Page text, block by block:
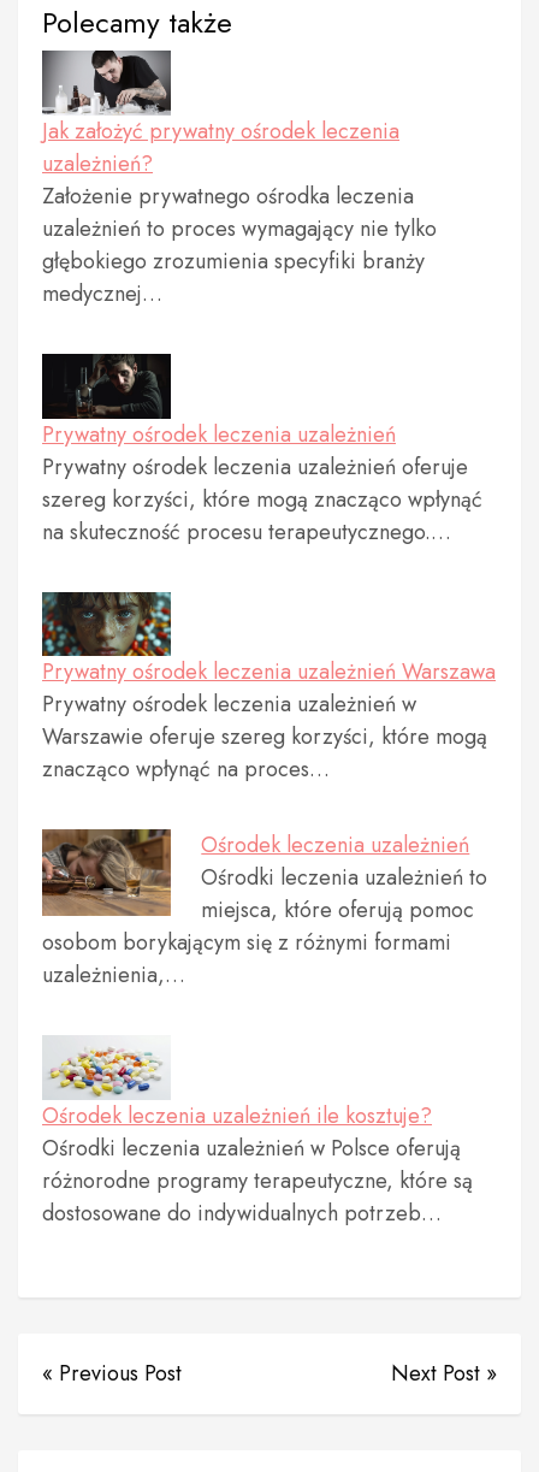
Polecamy także
Jak założyć prywatny ośrodek leczenia
uzależnień?
Założenie prywatnego ośrodka leczenia
uzależnień to proces wymagający nie tylko
głębokiego zrozumienia specyfiki branży
medycznej…
Prywatny ośrodek leczenia uzależnień
Prywatny ośrodek leczenia uzależnień oferuje
szereg korzyści, które mogą znacząco wpłynąć
na skuteczność procesu terapeutycznego.…
Prywatny ośrodek leczenia uzależnień Warszawa
Prywatny ośrodek leczenia uzależnień w
Warszawie oferuje szereg korzyści, które mogą
znacząco wpłynąć na proces…
Ośrodek leczenia uzależnień
Ośrodki leczenia uzależnień to
miejsca, które oferują pomoc
osobom borykającym się z różnymi formami
uzależnienia,…
Ośrodek leczenia uzależnień ile kosztuje?
Ośrodki leczenia uzależnień w Polsce oferują
różnorodne programy terapeutyczne, które są
dostosowane do indywidualnych potrzeb…
« Previous Post Next Post »